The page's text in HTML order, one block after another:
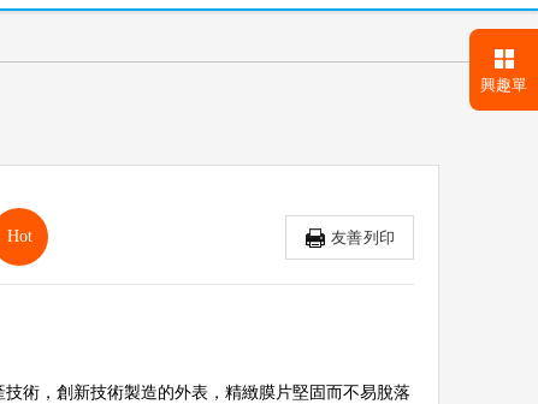
友善列印
Hot
術，創新技術製造的外表，精緻膜片堅固而不易脫落
興趣單